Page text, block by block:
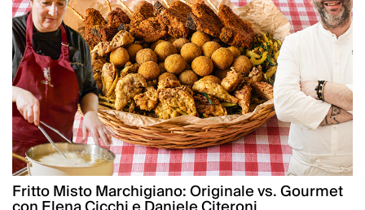
Fritto Misto Marchigiano: Originale vs. Gourmet